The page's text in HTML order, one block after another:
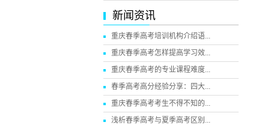
新闻资讯
重庆春季高考培训机构介绍语...
重庆春季高考怎样提高学习效...
重庆春季高考的专业课程难度...
春季高考高分经验分享：四大...
重庆春季高考考生不得不知的...
浅析春季高考与夏季高考区别...